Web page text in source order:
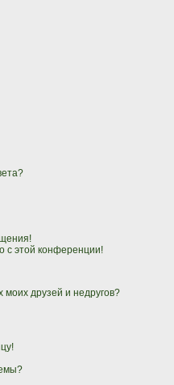
с этой конференции!
моих друзей и недругов?